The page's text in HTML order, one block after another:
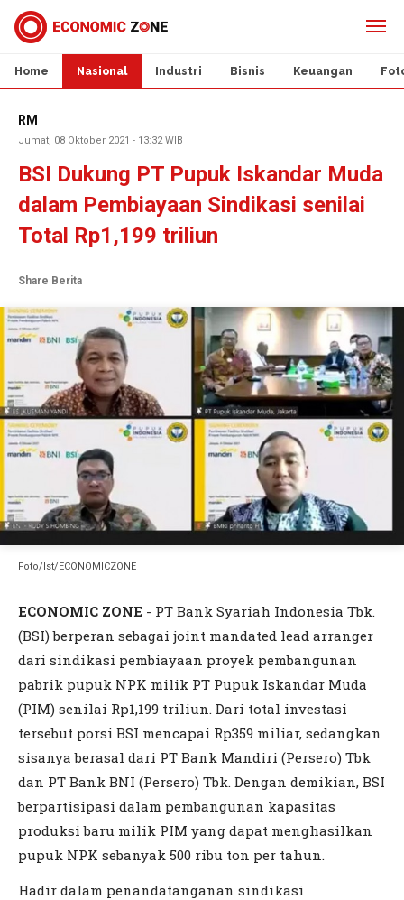
Home Nasional Industri Bisnis Keuangan
RM
Jumat, 08 Oktober 2021 - 13:32 WIB
BSI Dukung PT Pupuk Iskandar Muda
dalam Pembiayaan Sindikasi senilai
Total Rp1,199 triliun
Share Berita
Foto/Ist/ECONOMICZONE
ECONOMIC ZONE - PT Bank Syariah Indonesia Tbk.
(BSI) berperan sebagai joint mandated lead arranger
dari sindikasi pembiayaan proyek pembangunan
pabrik pupuk NPK milik PT Pupuk Iskandar Muda
(PIM) senilai Rp1,199 triliun. Dari total investasi
tersebut porsi BSI mencapai Rp359 miliar, sedangkan
sisanya berasal dari PT Bank Mandiri (Persero) Tbk
dan PT Bank BNI (Persero) Tbk. Dengan demikian, BSI
berpartisipasi dalam pembangunan kapasitas
produksi baru milik PIM yang dapat menghasilkan
pupuk NPK sebanyak 500 ribu ton per tahun.
Hadir dalam penandatanganan sindikasi